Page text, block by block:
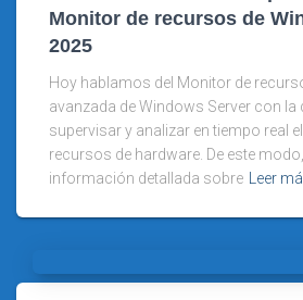
Monitor de recursos de
2025
Hoy hablamos del Monitor de
avanzada de Windows Server con la
supervisar y analizar en tiempo real
recursos de hardware. De este
información detallada sobre Leer